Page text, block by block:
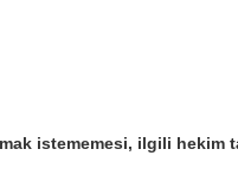
istememesi, ilgili hekim